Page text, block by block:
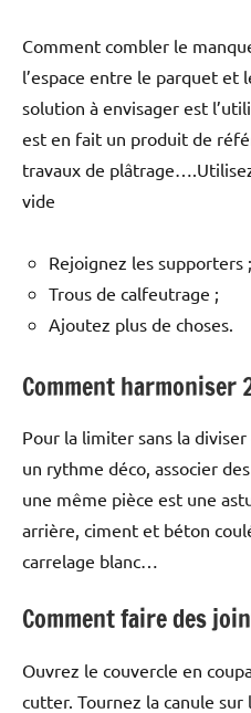
Comment combler le
l’espace entre le parquet et
solution à envisager est
est en fait un produit de
travaux de
vide
Rejoignez les supporters ;
Trous de calfeutrage ;
Ajoutez plus de choses.
Comment harmoniser
Pour la limiter sans la
un rythme déco, associer
une même pièce est une
arrière, ciment et béton
carrelage blanc…
Comment faire des
Ouvrez le couvercle en
cutter. Tournez la canule sur